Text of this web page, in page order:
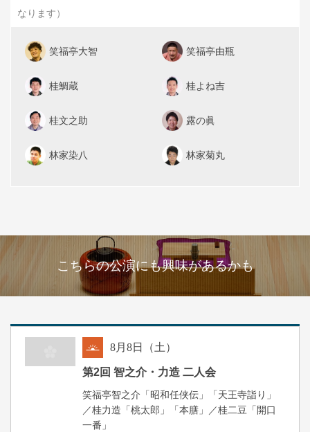
なります）
笑福亭大智 笑福亭由瓶
桂鯛蔵 桂よね吉
桂文之助 露の眞
林家染八 林家菊丸
こちらの公演にも興味があるかも
8月8日（土）
第2回 智之介・力造 二人会
笑福亭智之介「昭和任侠伝」「天王寺詣り」
／桂力造「桃太郎」「本膳」／桂二豆「開口
一番」